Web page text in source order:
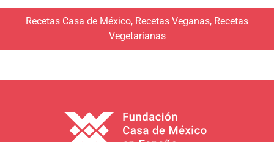
Recetas Casa de México, Recetas Veganas, Recetas
Vegetarianas